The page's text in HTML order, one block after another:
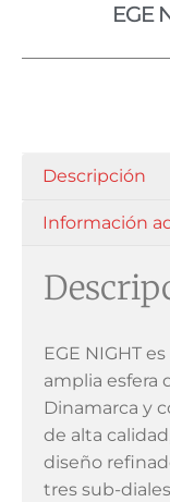
EGE
Descripción
Información
EGE NIGHT
amplia esfera
Dinamarca y
de alta
diseño
tres sub-